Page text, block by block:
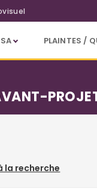
PLAINTES /
la recherche